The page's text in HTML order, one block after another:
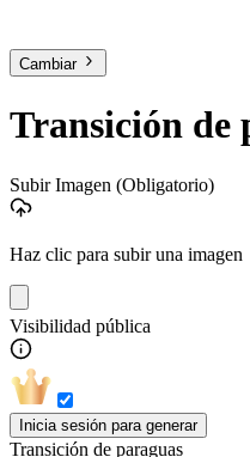
Cambiar
Transición de
Subir Imagen (Obligatorio)
Haz clic para subir una imagen
Visibilidad pública
Inicia sesión para generar
Transición de paraguas